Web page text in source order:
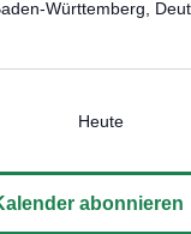
Württemberg,
Heute
abonnieren